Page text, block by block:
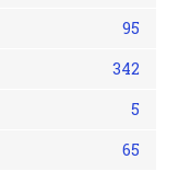
95
342
5
65